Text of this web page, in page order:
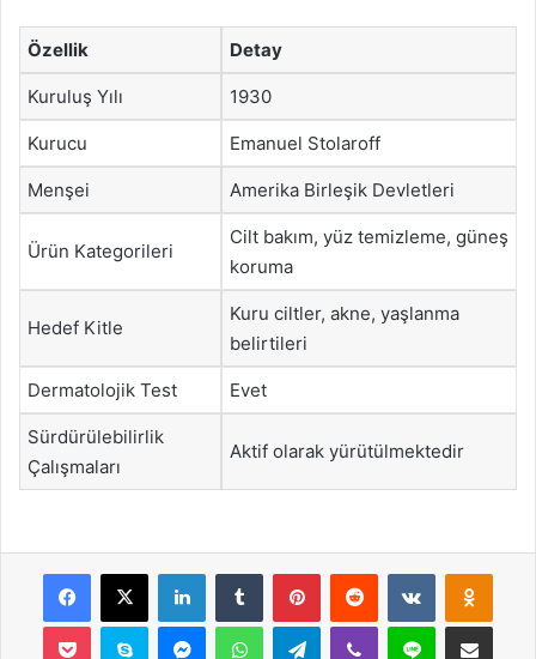
Özellik Detay
Kuruluş Yılı 1930
Kurucu Emanuel Stolaroff
Menşei Amerika Birleşik Devletleri
Ürün Kategorileri
Cilt bakım, yüz temizleme, güneş
koruma
Hedef Kitle
Kuru ciltler, akne, yaşlanma
belirtileri
Dermatolojik Test Evet
Sürdürülebilirlik
Çalışmaları
Aktif olarak yürütülmektedir
Facebook
X LinkedInTumblr PinterestReddit VKontakte
Pocket Skype MessengerWhatsAppTelegramViber Line E-Posta ile